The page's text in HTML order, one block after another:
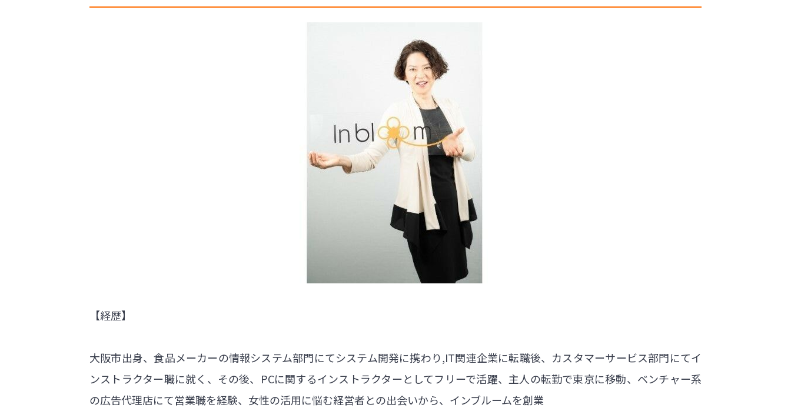
【経歴】
大阪市出身、食品メーカーの情報システム部門にてシステム開発に携わり,IT関連企業に転職後、カスタマーサービス部門にてイ
ンストラクター職に就く、その後、PCに関するインストラクターとしてフリーで活躍、主人の転勤で東京に移動、ベンチャー系
の広告代理店にて営業職を経験、女性の活用に悩む経営者との出会いから、インブルームを創業